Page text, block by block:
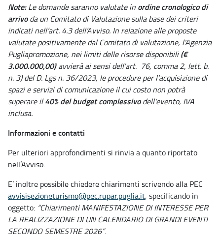
Note:Le domande saranno valutate in ordine cronologico di
arrivoda un Comitato di Valutazione sulla base dei criteri
indicati nell’art. 4.3 dell’Avviso. In relazione alle proposte
valutate positivamente dal Comitato di valutazione, l'Agenzia
Pugliapromozione, nei limiti delle risorse disponibili(€
3.000.000,00)avvierà ai sensi dell'art. 76, comma 2, lett. b.
n. 3) del D. Lgs n. 36/2023, le procedure per l'acquisizione di
spazi e servizi di comunicazione il cui costo non potrà
superare il40% del budget complessivodell'evento, IVA
inclusa.
Informazioni e contatti
Per ulteriori approfondimenti si rinvia a quanto riportato
nell’Avviso.
E’ inoltre possibile chiedere chiarimenti scrivendo alla PEC
avvisisezioneturismo@pec.rupar.puglia.it, specificando in
oggetto: “Chiarimenti MANIFESTAZIONE DI INTERESSE PER
LA REALIZZAZIONE DI UN CALENDARIO DI GRANDI EVENTI
SECONDO SEMESTRE 2026”.